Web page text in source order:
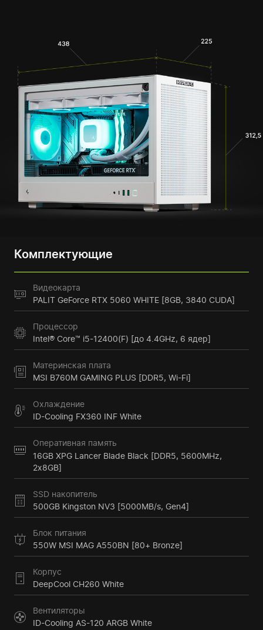
Комплектующие
Видеокарта
PALIT GeForce RTX 5060 WHITE [8GB, 3840 CUDA]
Процессор
Intel® Core™ i5-12400(F) [до 4.4GHz, 6 ядер]
Материнская плата
MSI B760M GAMING PLUS [DDR5, Wi-Fi]
Охлаждение
ID-Cooling FX360 INF White
Оперативная память
16GB XPG Lancer Blade Black [DDR5, 5600MHz,
2x8GB]
SSD накопитель
500GB Kingston NV3 [5000MB/s, Gen4]
Блок питания
550W MSI MAG A550BN [80+ Bronze]
Корпус
DeepCool CH260 White
Вентиляторы
ID-Cooling AS-120 ARGB White